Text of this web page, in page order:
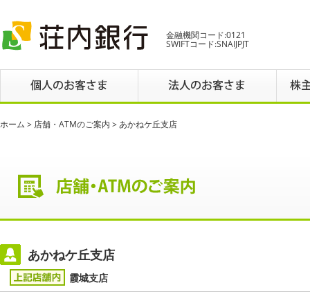
金融機関コード:0121
SWIFTコード:SNAIJPJT
ホーム > 店舗・ATMのご案内 > あかねケ丘支店
あかねケ丘支店
霞城支店